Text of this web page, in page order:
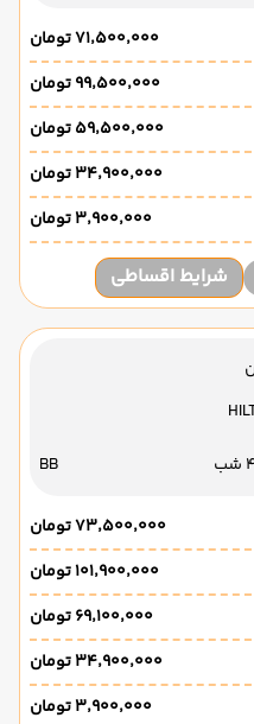
۷۱٬۵۰۰٬۰۰۰ تومان
۹۹٬۵۰۰٬۰۰۰ تومان
۵۹٬۵۰۰٬۰۰۰ تومان
۳۴٬۹۰۰٬۰۰۰ تومان
۳٬۹۰۰٬۰۰۰ تومان
شرایط اقساطی
4 شب BB
۷۳٬۵۰۰٬۰۰۰ تومان
۱۰۱٬۹۰۰٬۰۰۰ تومان
۶۹٬۱۰۰٬۰۰۰ تومان
۳۴٬۹۰۰٬۰۰۰ تومان
۳٬۹۰۰٬۰۰۰ تومان